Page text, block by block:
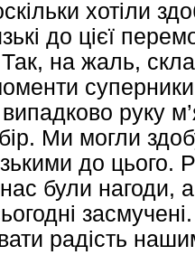
хотіли
до цієї
Так, на жаль,
руку
Ми могли
до цього.
були нагоди,
радість